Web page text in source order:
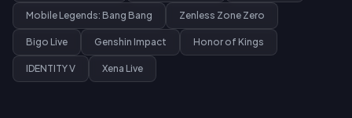
Mobile Legends: Bang Bang Zenless Zone Zero
Bigo Live Genshin Impact Honor of Kings
IDENTITY V Xena Live